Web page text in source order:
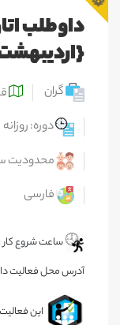
داوطلب
{اردیبهشت
گران
دوره: روزانه
محدودیت
فارسی
ساعت شروع کار : 10:32
آدرس محل فعالیت
این